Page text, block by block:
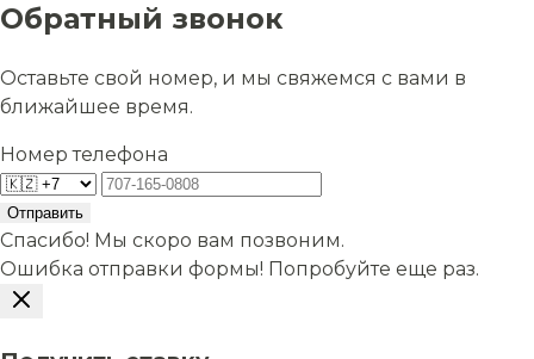
Обратный звонок
Оставьте свой номер, и мы свяжемся с вами в
ближайшее время.
Номер телефона
Отправить
Спасибо! Мы скоро вам позвоним.
Ошибка отправки формы! Попробуйте еще раз.